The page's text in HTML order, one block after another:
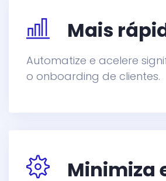
Mais
Automatize e acelere
o onboarding de clientes.
Minimiza